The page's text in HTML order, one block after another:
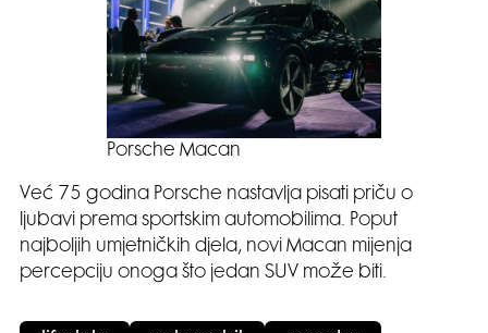
Porsche Macan
Već 75 godina Porsche nastavlja pisati priču o
ljubavi prema sportskim automobilima. Poput
najboljih umjetničkih djela, novi Macan mijenja
percepciju onoga što jedan SUV može biti.